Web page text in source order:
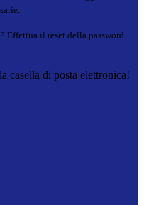
Effettua il reset della password
casella di posta elettronica!